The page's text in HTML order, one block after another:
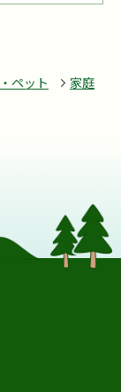
ペット
家庭